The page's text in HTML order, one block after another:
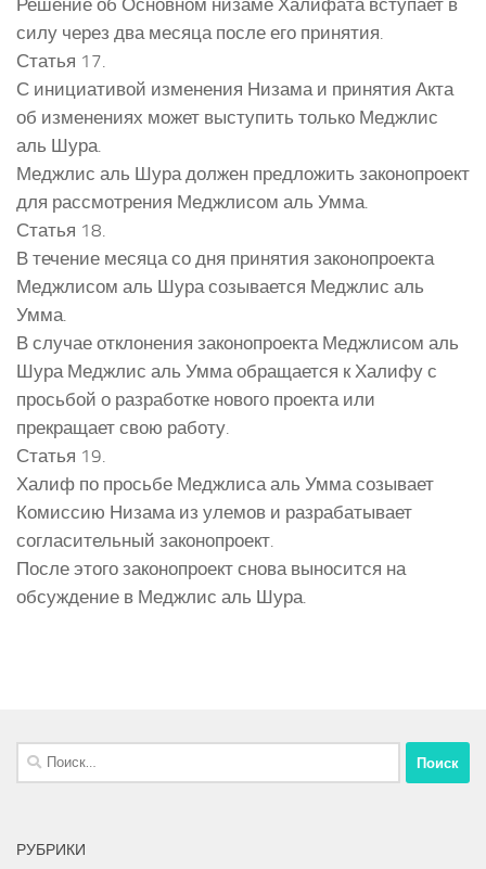
силу через два месяца после его принятия.
Статья 17.
С инициативой изменения Низама и принятия Акта
об изменениях может выступить только Меджлис
аль Шура.
Меджлис аль Шура должен предложить законопроект
для рассмотрения Меджлисом аль Умма.
Статья 18.
В течение месяца со дня принятия законопроекта
Меджлисом аль Шура созывается Меджлис аль
Умма.
В случае отклонения законопроекта Меджлисом аль
Шура Меджлис аль Умма обращается к Халифу с
просьбой о разработке нового проекта или
прекращает свою работу.
Статья 19.
Халиф по просьбе Меджлиса аль Умма созывает
Комиссию Низама из улемов и разрабатывает
согласительный законопроект.
После этого законопроект снова выносится на
обсуждение в Меджлис аль Шура.
Найти:
РУБРИКИ